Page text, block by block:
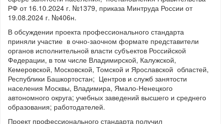
РФ от 16.10.2024 г. №1379, приказа Минтруда России от
19.08.2024 г. №406н.
В обсуждении проекта профессионального стандарта
приняли участие в очно-заочном формате представители
органов исполнительной власти субъектов Российской
Федерации, в том числе Владимирской, Калужской,
Кемеровской, Московской, Томской и Ярославской областей,
Республики Башкортостан; Центров и служб занятости
населения Москвы, Владимира, Ямало-Ненецкого
автономного округа; учебных заведений высшего и среднего
образования; работодателей.
Проект профессионального стандарта получил